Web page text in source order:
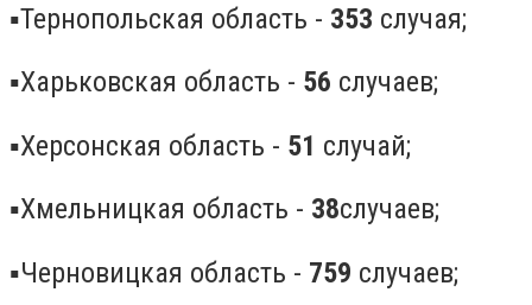
▪️Тернопольская область - 353 случая;
▪️Харьковская область - 56 случаев;
▪️Херсонская область - 51 случай;
▪️Хмельницкая область - 38случаев;
▪️Черновицкая область - 759 случаев;